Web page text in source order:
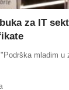
za IT
mladim u